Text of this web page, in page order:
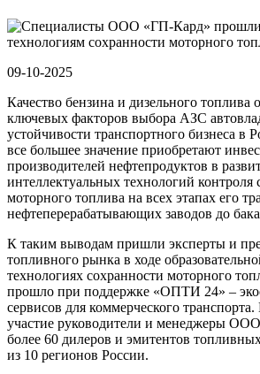
09-10-2025
Качество бензина и дизельного топлива
ключевых факторов выбора АЗС
устойчивости транспортного бизнеса в
все большее значение приобретают
производителей нефтепродуктов в
интеллектуальных технологий контроля
моторного топлива на всех этапах его
нефтеперерабатывающих заводов до
К таким выводам пришли эксперты и
топливного рынка в ходе
технологиях сохранности моторного
прошло при поддержке «ОПТИ 24» –
сервисов для коммерческого
участие руководители и менеджеры
более 60 дилеров и эмитентов
из 10 регионов России.